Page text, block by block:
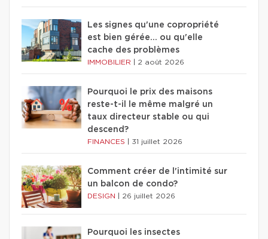
Les signes qu'une copropriété
est bien gérée… ou qu'elle
cache des problèmes
IMMOBILIER 2 août 2026
Pourquoi le prix des maisons
reste-t-il le même malgré un
taux directeur stable ou qui
descend?
FINANCES 31 juillet 2026
Comment créer de l'intimité sur
un balcon de condo?
DESIGN 26 juillet 2026
Pourquoi les insectes